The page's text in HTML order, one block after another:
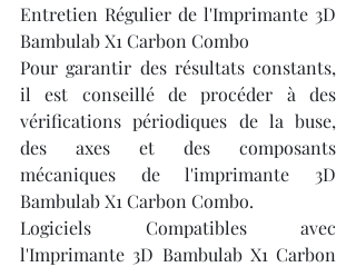
Entretien Régulier de l'Imprimante 3D
Bambulab X1 Carbon Combo
Pour garantir des résultats constants,
il est conseillé de procéder à des
vérifications périodiques de la buse,
des axes et des composants
mécaniques de l'imprimante 3D
Bambulab X1 Carbon Combo.
Logiciels Compatibles avec
l'Imprimante 3D Bambulab X1 Carbon